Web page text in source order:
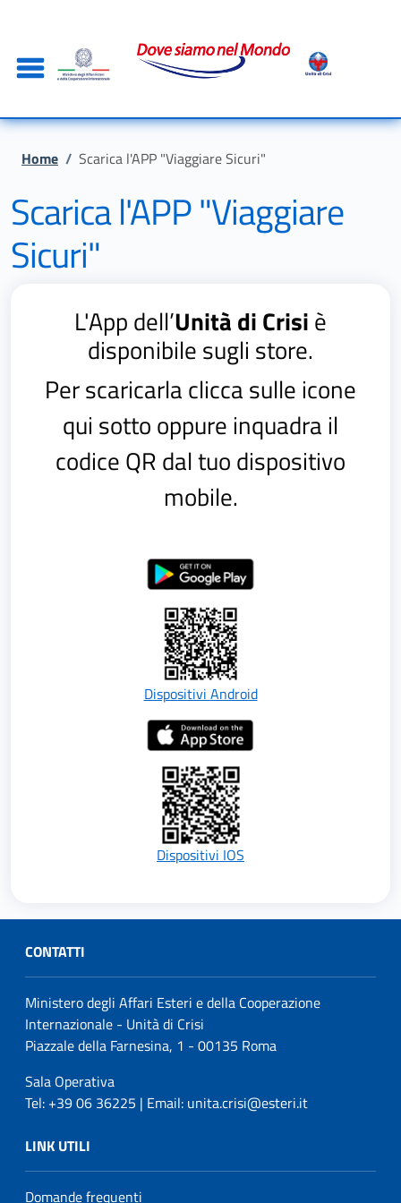
Briciole di pane
Home / Scarica l'APP "Viaggiare Sicuri"
Scarica l'APP "Viaggiare
Sicuri"
L'App dell’Unità di Crisiè
disponibile sugli store.
Per scaricarla clicca sulle icone
qui sotto oppure inquadra il
codice QR dal tuo dispositivo
mobile.
Dispositivi Android
Dispositivi IOS
CONTATTI
Ministero degli Affari Esteri e della Cooperazione
Internazionale - Unità di Crisi
Piazzale della Farnesina, 1 - 00135 Roma
Sala Operativa
Tel: +39 06 36225 | Email: unita.crisi@esteri.it
LINK UTILI
Domande frequenti